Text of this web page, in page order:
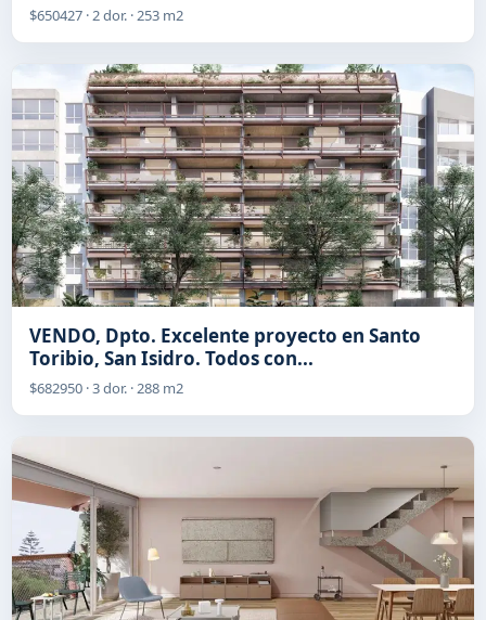
$650427 · 2 dor. · 253 m2
VENDO, Dpto. Excelente proyecto en Santo
Toribio, San Isidro. Todos con...
$682950 · 3 dor. · 288 m2